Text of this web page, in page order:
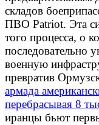
складов
ПВО Patriot. Эта
того процесса, о
последовательно
военную
превратив
армада
перебрасывая 8
иранцы бьют